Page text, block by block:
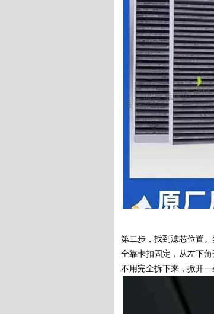
第二步，找到滤芯位置
全靠卡扣固定，从左下
不用完全拆下来，掀开一